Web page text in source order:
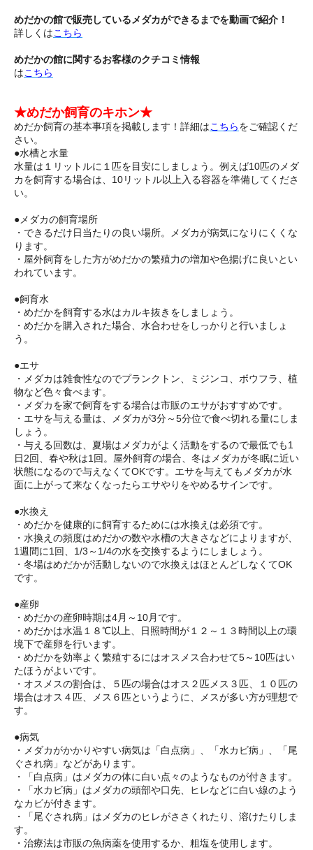
めだかの館で販売しているメダカができるまでを動画で紹介！
詳しくはこちら
めだかの館に関するお客様のクチコミ情報
はこちら
★めだか飼育のキホン★
めだか飼育の基本事項を掲載します！詳細はこちらをご確認くだ
さい。
●水槽と水量
水量は１リットルに１匹を目安にしましょう。例えば10匹のメダ
カを飼育する場合は、10リットル以上入る容器を準備してくださ
い。
●メダカの飼育場所
・できるだけ日当たりの良い場所。メダカが病気になりにくくな
ります。
・屋外飼育をした方がめだかの繁殖力の増加や色揚げに良いとい
われています。
●飼育水
・めだかを飼育する水はカルキ抜きをしましょう。
・めだかを購入された場合、水合わせをしっかりと行いましょ
う。
●エサ
・メダカは雑食性なのでプランクトン、ミジンコ、ボウフラ、植
物など色々食べます。
・メダカを家で飼育をする場合は市販のエサがおすすめです。
・エサを与える量は、メダカが3分～5分位で食べ切れる量にしま
しょう。
・与える回数は、夏場はメダカがよく活動をするので最低でも1
日2回、春や秋は1回。屋外飼育の場合、冬はメダカが冬眠に近い
状態になるので与えなくてOKです。エサを与えてもメダカが水
面に上がって来なくなったらエサやりをやめるサインです。
●水換え
・めだかを健康的に飼育するためには水換えは必須です。
・水換えの頻度はめだかの数や水槽の大きさなどによりますが、
1週間に1回、1/3～1/4の水を交換するようにしましょう。
・冬場はめだかが活動しないので水換えはほとんどしなくてOK
です。
●産卵
・めだかの産卵時期は4月～10月です。
・めだかは水温１８℃以上、日照時間が１２～１３時間以上の環
境下で産卵を行います。
・めだかを効率よく繁殖するにはオスメス合わせて5～10匹はい
たほうがよいです。
・オスメスの割合は、５匹の場合はオス２匹メス３匹、１０匹の
場合はオス４匹、メス６匹というように、メスが多い方が理想で
す。
●病気
・メダカがかかりやすい病気は「白点病」、「水カビ病」、「尾
ぐされ病」などがあります。
・「白点病」はメダカの体に白い点々のようなものが付きます。
・「水カビ病」はメダカの頭部や口先、ヒレなどに白い線のよう
なカビが付きます。
・「尾ぐされ病」はメダカのヒレがささくれたり、溶けたりしま
す。
・治療法は市販の魚病薬を使用するか、粗塩を使用します。